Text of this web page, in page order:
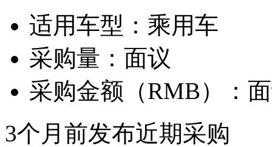
适用车型： 乘用车
采购量： 面议
采购金额（RMB）：
3个月前发布近期采购